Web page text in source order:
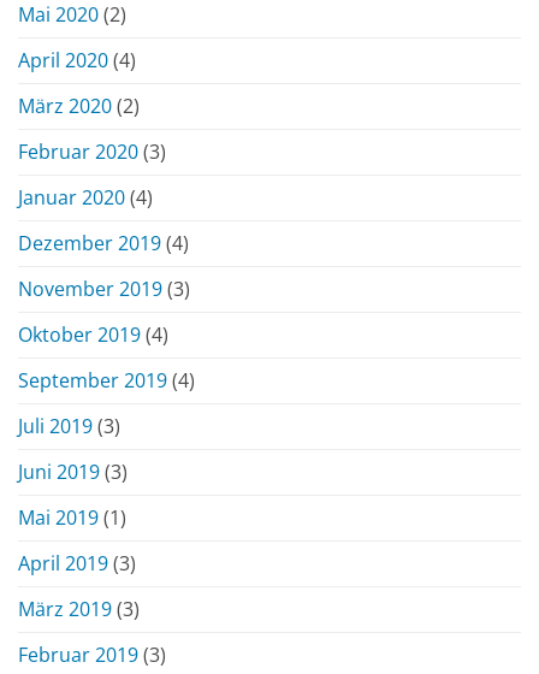
Mai 2020(2)
April 2020(4)
März 2020(2)
Februar 2020(3)
Januar 2020(4)
Dezember 2019(4)
November 2019(3)
Oktober 2019(4)
September 2019(4)
Juli 2019(3)
Juni 2019(3)
Mai 2019(1)
April 2019(3)
März 2019(3)
Februar 2019(3)